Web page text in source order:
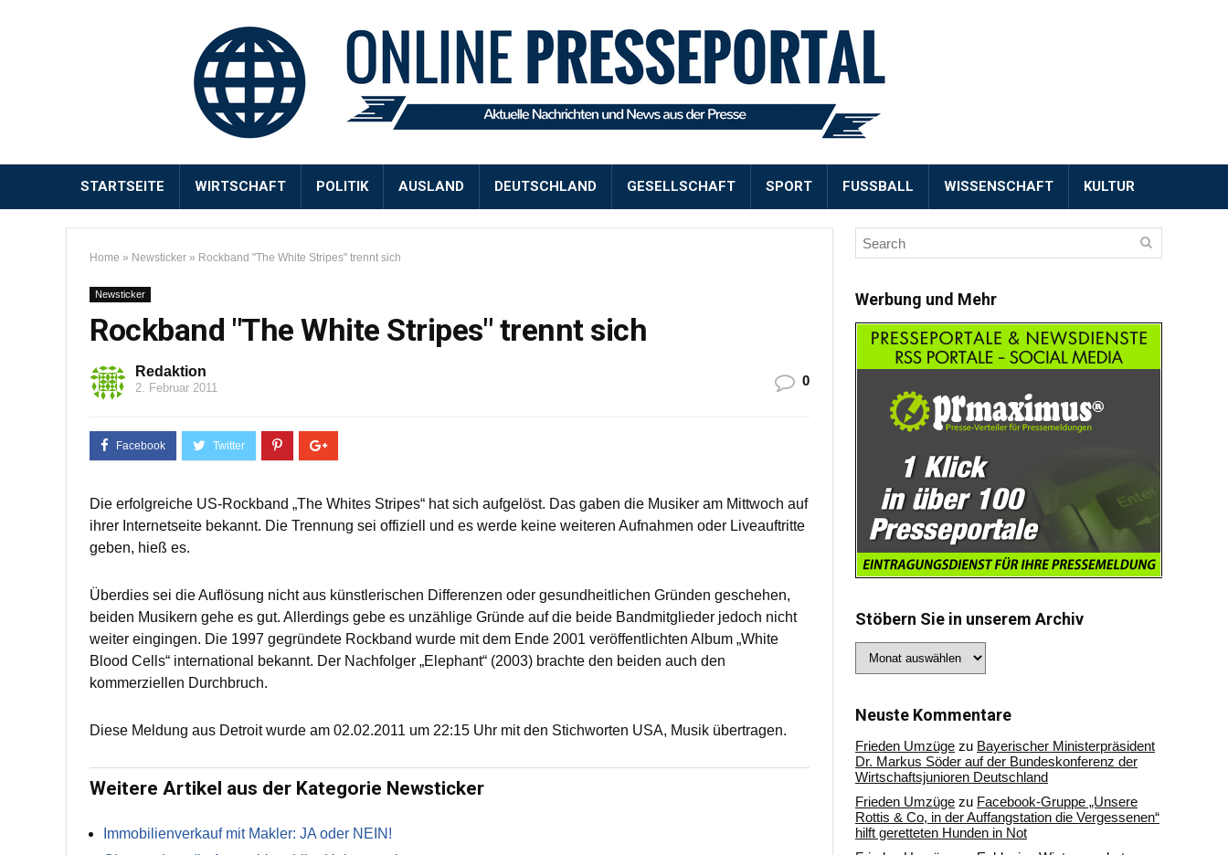
STARTSEITE WIRTSCHAFT POLITIK AUSLAND DEUTSCHLAND GESELLSCHAFT SPORT FUSSBALL WISSENSCHAFT KULTUR
Home » Newsticker » Rockband "The White Stripes" trennt sich
Newsticker
Rockband "The White Stripes" trennt sich
Redaktion
2. Februar 2011 0
Die erfolgreiche US-Rockband „The Whites Stripes“ hat sich aufgelöst. Das gaben die Musiker am Mittwoch auf
ihrer Internetseite bekannt. Die Trennung sei offiziell und es werde keine weiteren Aufnahmen oder Liveauftritte
geben, hieß es.
Überdies sei die Auflösung nicht aus künstlerischen Differenzen oder gesundheitlichen Gründen geschehen,
beiden Musikern gehe es gut. Allerdings gebe es unzählige Gründe auf die beide Bandmitglieder jedoch nicht
weiter eingingen. Die 1997 gegründete Rockband wurde mit dem Ende 2001 veröffentlichten Album „White
Blood Cells“ international bekannt. Der Nachfolger „Elephant“ (2003) brachte den beiden auch den
kommerziellen Durchbruch.
Diese Meldung aus Detroit wurde am 02.02.2011 um 22:15 Uhr mit den Stichworten USA, Musik übertragen.
Weitere Artikel aus der Kategorie Newsticker
Immobilienverkauf mit Makler: JA oder NEIN!
Werbung und Mehr
Stöbern Sie in unserem Archiv
Sie
Archiv
Neuste Kommentare
Frieden Umzüge zu Bayerischer Ministerpräsident
Dr. Markus Söder auf der Bundeskonferenz der
Wirtschaftsjunioren Deutschland
Frieden Umzüge zu Facebook-Gruppe „Unsere
Rottis & Co, in der Auffangstation die Vergessenen“
hilft geretteten Hunden in Not